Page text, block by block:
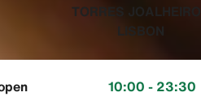
‭TORRES JOALHEIROS
LISBON‬
10:00 - 23:30